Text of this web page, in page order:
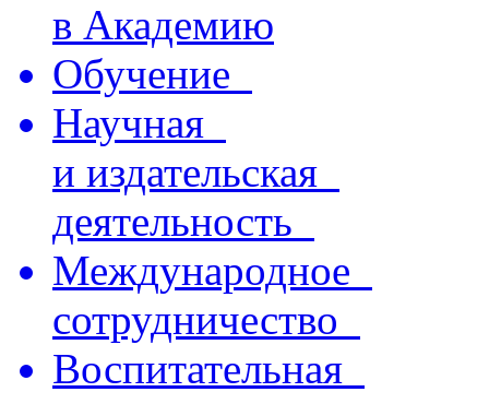
в Академию
Обучение
Научная
и издательская
деятельность
Международное
сотрудничество
Воспитательная